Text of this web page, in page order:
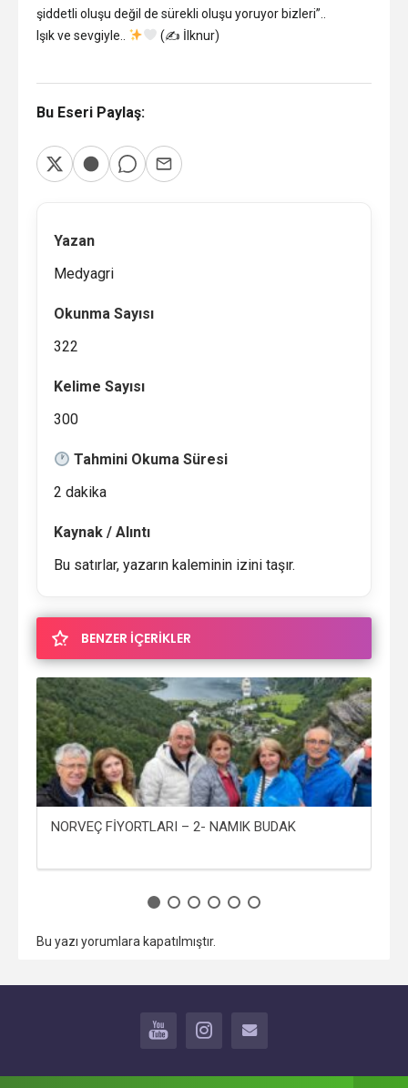
şiddetli oluşu değil de sürekli oluşu yoruyor bizleri”..
Işık ve sevgiyle..
(✍ İlknur)
Bu Eseri Paylaş:
Yazan
Medyagri
Okunma Sayısı
322
Kelime Sayısı
300
Tahmini Okuma Süresi
2 dakika
Kaynak / Alıntı
Bu satırlar, yazarın kaleminin izini taşır.
BENZER İÇERİKLER
NORVEÇ FİYORTLARI – 2- NAMIK BUDAK
Bu yazı yorumlara kapatılmıştır.